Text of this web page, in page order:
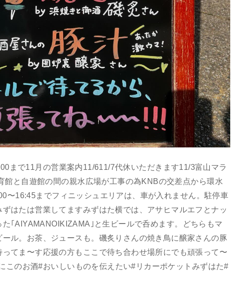
まで11月の営業案内11/611/7代休いただきます11/3富山マラ
館と自遊館の間の親水広場が工事の為KNBの交差点から環水
〜16:45までフィニッシュエリアは、車が入れません。駐停車
はたは営業してますみずはた横では、アサヒマルエフとナッ
｢AIYAMANOIKIZAMA｣と生ビールで呑めます。どちらもマ
ル。お茶、ジュースも。磯炙りさんの焼き鳥に醸家さんの豚
てま〜す応援の方もここで待ち合わせ場所にでも頑張って〜
このお酒#おいしいものを伝えたい#リカーポケットみずはた#